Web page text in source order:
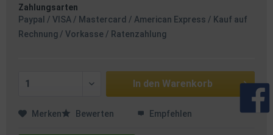
Zahlungsarten
Paypal / VISA / Mastercard / American Express / Kauf auf
Rechnung / Vorkasse / Ratenzahlung
In den Warenkorb
Merken Bewerten Empfehlen